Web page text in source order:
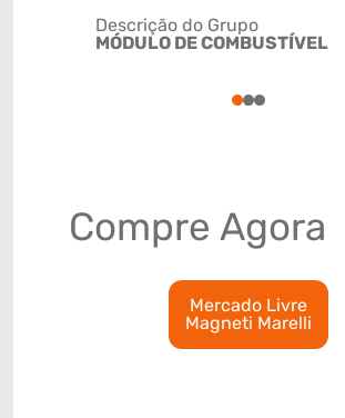
Descrição do Grupo
MÓDULO DE COMBUSTÍVEL
123
Compre Agora
Mercado Livre
Magneti Marelli